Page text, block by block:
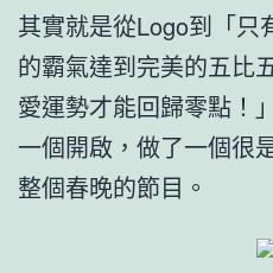
其實就是從Logo到「只
的霸氣達到完美的五比
愛運勢才能回歸零點！
一個開啟，做了一個很
整個春晚的節目。